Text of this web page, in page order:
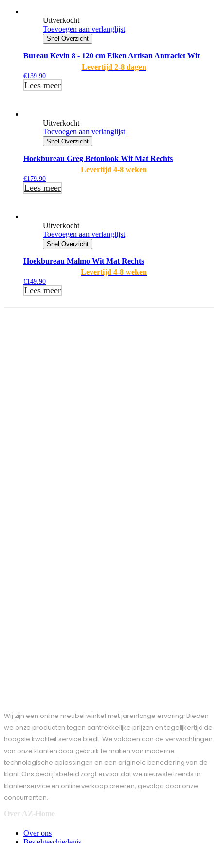
Uitverkocht
Toevoegen aan verlanglijst
Snel Overzicht
Bureau Kevin 8 - 120 cm Eiken Artisan Antraciet Wit
Levertijd 2-8 dagen
€139.90
Lees meer
Uitverkocht
Toevoegen aan verlanglijst
Snel Overzicht
Hoekbureau Greg Betonlook Wit Mat Rechts
Levertijd 4-8 weken
€179.90
Lees meer
Uitverkocht
Toevoegen aan verlanglijst
Snel Overzicht
Hoekbureau Malmo Wit Mat Rechts
Levertijd 4-8 weken
€149.90
Lees meer
Wij zijn een online meubel winkel met jarenlange ervaring. Bieden
we onze producten tegen aantrekkelijke prijzen en tegelijkertijd de
hoogste kwaliteit service biedt. We voldoen aan de verwachtingen
van onze klanten door gebruik te maken van moderne
technologische oplossingen en een originele benadering van de
klant. Ons bedrijfsbeleid zorgt ervoor dat we nieuwste trends in
klantenservice en online verkoop creëren, gevolgd door onze
concurrenten.
Over AZ-Home
Over ons